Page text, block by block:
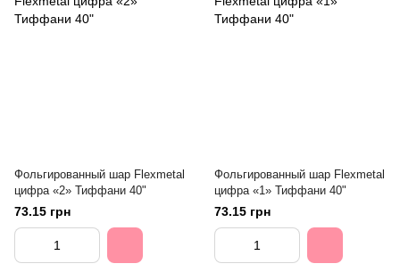
Фольгированный шар Flexmetal
цифра «2» Тиффани 40"
73.15 грн
Фольгированный шар Flexmetal
цифра «1» Тиффани 40"
73.15 грн